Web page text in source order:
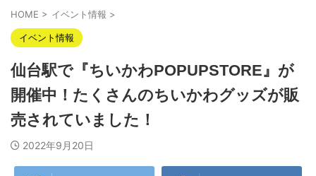
HOME > イベント情報 >
イベント情報
仙台駅で『ちいかわPOPUPSTORE』が
開催中！たくさんのちいかわグッズが販
売されていました！
2022年9月20日